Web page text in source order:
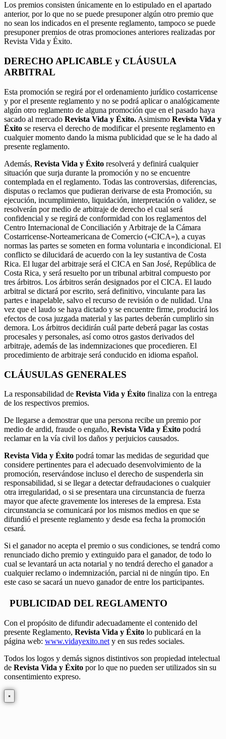
Los premios consisten únicamente en lo estipulado en el apartado
anterior, por lo que no se puede presuponer algún otro premio que
no sean los indicados en el presente reglamento, tampoco se puede
presuponer premios de otras promociones anteriores realizadas por
Revista Vida y Éxito.
DERECHO APLICABLE y CLÁUSULA
ARBITRAL
Esta promoción se regirá por el ordenamiento jurídico costarricense
y por el presente reglamento y no se podrá aplicar o analógicamente
algún otro reglamento de alguna promoción que en el pasado haya
sacado al mercado Revista Vida y Éxito. Asimismo Revista Vida y
Éxito se reserva el derecho de modificar el presente reglamento en
cualquier momento dando la misma publicidad que se le ha dado al
presente reglamento.
Además, Revista Vida y Éxito resolverá y definirá cualquier
situación que surja durante la promoción y no se encuentre
contemplada en el reglamento. Todas las controversias, diferencias,
disputas o reclamos que pudieran derivarse de esta Promoción, su
ejecución, incumplimiento, liquidación, interpretación o validez, se
resolverán por medio de arbitraje de derecho el cual será
confidencial y se regirá de conformidad con los reglamentos del
Centro Internacional de Conciliación y Arbitraje de la Cámara
Costarricense-Norteamericana de Comercio («CICA»), a cuyas
normas las partes se someten en forma voluntaria e incondicional. El
conflicto se dilucidará de acuerdo con la ley sustantiva de Costa
Rica. El lugar del arbitraje será el CICA en San José, República de
Costa Rica, y será resuelto por un tribunal arbitral compuesto por
tres árbitros. Los árbitros serán designados por el CICA. El laudo
arbitral se dictará por escrito, será definitivo, vinculante para las
partes e inapelable, salvo el recurso de revisión o de nulidad. Una
vez que el laudo se haya dictado y se encuentre firme, producirá los
efectos de cosa juzgada material y las partes deberán cumplirlo sin
demora. Los árbitros decidirán cuál parte deberá pagar las costas
procesales y personales, así como otros gastos derivados del
arbitraje, además de las indemnizaciones que procedieren. El
procedimiento de arbitraje será conducido en idioma español.
CLÁUSULAS GENERALES
La responsabilidad de Revista Vida y Éxito finaliza con la entrega
de los respectivos premios.
De llegarse a demostrar que una persona recibe un premio por
medio de ardid, fraude o engaño, Revista Vida y Éxito podrá
reclamar en la vía civil los daños y perjuicios causados.
Revista Vida y Éxito podrá tomar las medidas de seguridad que
considere pertinentes para el adecuado desenvolvimiento de la
promoción, reservándose incluso el derecho de suspenderla sin
responsabilidad, si se llegar a detectar defraudaciones o cualquier
otra irregularidad, o si se presentara una circunstancia de fuerza
mayor que afecte gravemente los intereses de la empresa. Esta
circunstancia se comunicará por los mismos medios en que se
difundió el presente reglamento y desde esa fecha la promoción
cesará.
Si el ganador no acepta el premio o sus condiciones, se tendrá como
renunciado dicho premio y extinguido para el ganador, de todo lo
cual se levantará un acta notarial y no tendrá derecho el ganador a
cualquier reclamo o indemnización, parcial ni de ningún tipo. En
este caso se sacará un nuevo ganador de entre los participantes.
PUBLICIDAD DEL REGLAMENTO
Con el propósito de difundir adecuadamente el contenido del
presente Reglamento, Revista Vida y Éxito lo publicará en la
página web: www.vidayexito.net y en sus redes sociales.
Todos los logos y demás signos distintivos son propiedad intelectual
de Revista Vida y Éxito por lo que no pueden ser utilizados sin su
consentimiento expreso.
×